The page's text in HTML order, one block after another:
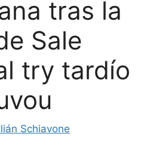
tras la
Sale
try tardío
Schiavone